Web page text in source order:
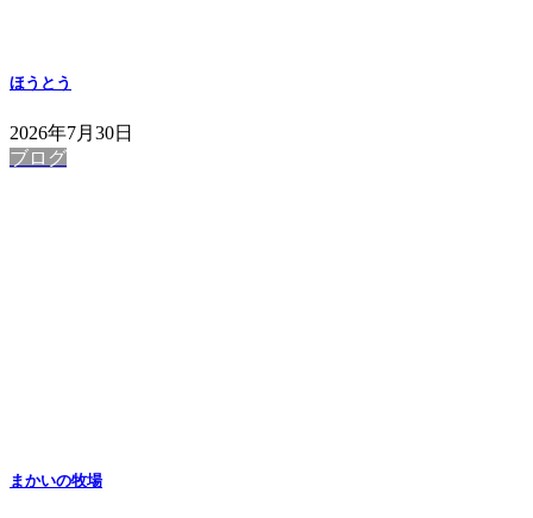
ほうとう
2026年7月30日
ブログ
まかいの牧場